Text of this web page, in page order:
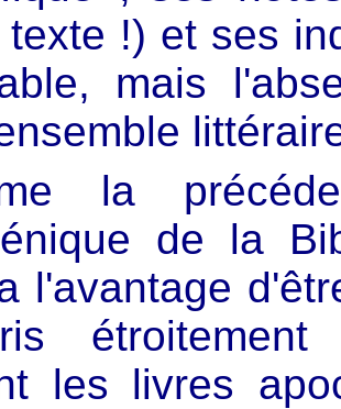
!) et ses
mais
la
de la
l'avantage
les livres